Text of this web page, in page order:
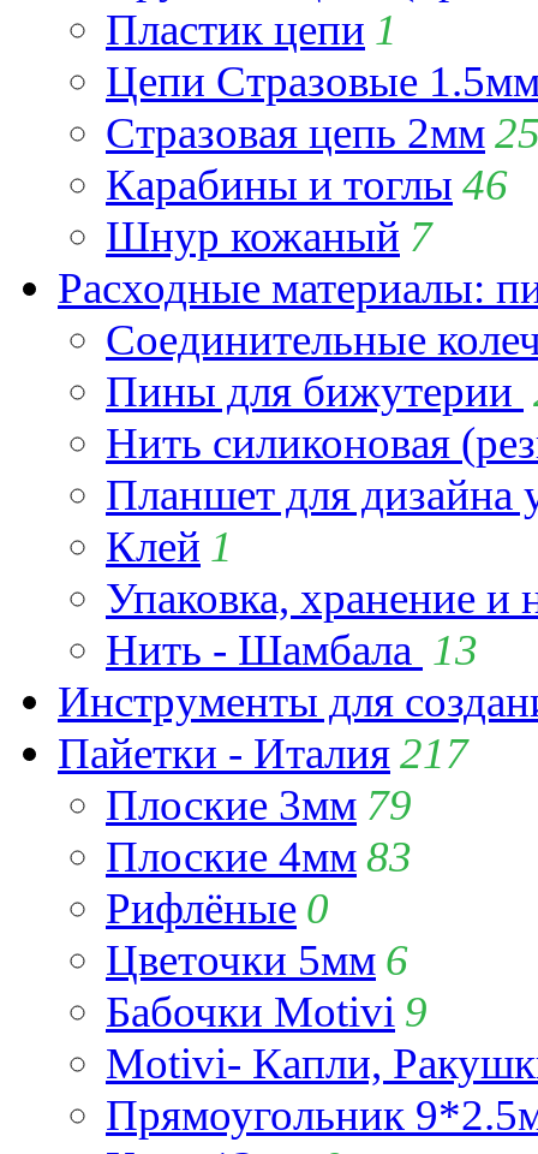
Пластик цепи 1
Цепи Стразовые
Стразовая цепь 2мм
Карабины и тоглы 46
Шнур кожаный 7
Расходные материалы:
Соединительные
Пины для бижутерии
Нить силиконовая
Планшет для
Клей 1
Упаковка, хранение и
Нить - Шамбала 13
Инструменты для
Пайетки - Италия217
Плоские 3мм 79
Плоские 4мм83
Рифлёные 0
Цветочки 5мм 6
Бабочки Motivi 9
Motivi- Капли,
Прямоугольник